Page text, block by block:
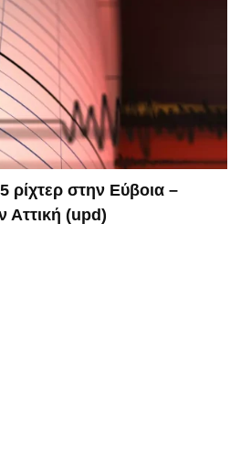
ρίχτερ στην Εύβοια –
Αττική (upd)